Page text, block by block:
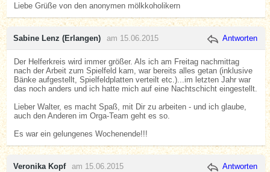
Liebe Grüße von den anonymen mölkkoholikern
Sabine Lenz (Erlangen) am 15.06.2015 Antworten
Der Helferkreis wird immer größer. Als ich am Freitag nachmittag
nach der Arbeit zum Spielfeld kam, war bereits alles getan (inklusive
Bänke aufgestellt, Spielfeldplatten verteilt etc.)...im letzten Jahr war
das noch anders und ich hatte mich auf eine Nachtschicht eingestellt.
Lieber Walter, es macht Spaß, mit Dir zu arbeiten - und ich glaube,
auch den Anderen im Orga-Team geht es so.
Es war ein gelungenes Wochenende!!!
Veronika Kopf am 15.06.2015 Antworten